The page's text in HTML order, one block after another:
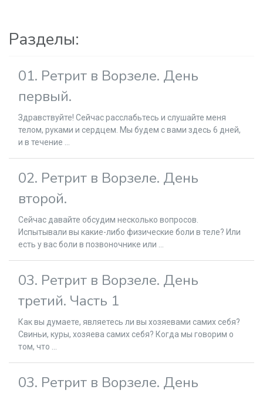
Разделы:
01. Ретрит в Ворзеле. День
первый.
Здравствуйте! Сейчас расслабьтесь и слушайте меня
телом, руками и сердцем. Мы будем с вами здесь 6 дней,
и в течение ...
02. Ретрит в Ворзеле. День
второй.
Сейчас давайте обсудим несколько вопросов.
Испытывали вы какие-либо физические боли в теле? Или
есть у вас боли в позвоночнике или ...
03. Ретрит в Ворзеле. День
третий. Часть 1
Как вы думаете, являетесь ли вы хозяевами самих себя?
Свиньи, куры, хозяева самих себя? Когда мы говорим о
том, что ...
03. Ретрит в Ворзеле. День